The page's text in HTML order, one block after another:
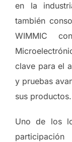
en la
también
WIMMIC
clave para el
y pruebas
sus productos.
Uno de los